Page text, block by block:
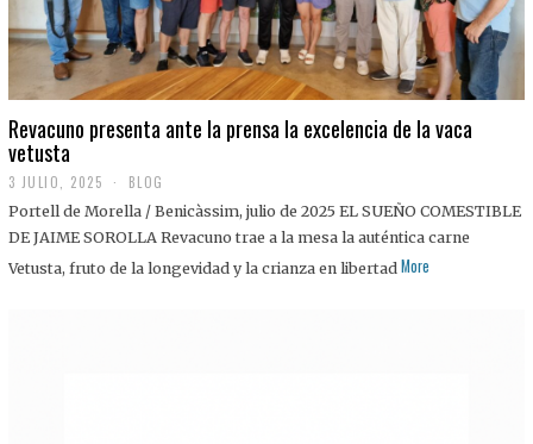
Revacuno presenta ante la prensa la excelencia de la vaca
vetusta
3 JULIO, 2025
J
U
I
BLOG
Portell de Morella / Benicàssim, julio de 2025 EL SUEÑO COMESTIBLE
DE JAIME SOROLLA Revacuno trae a la mesa la auténtica carne
Vetusta, fruto de la longevidad y la crianza en libertad More